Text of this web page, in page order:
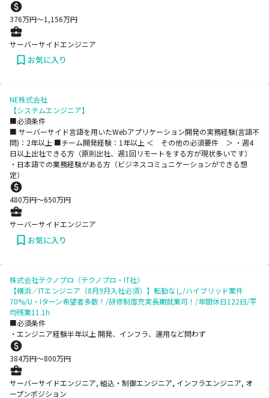
376万円〜1,156万円
サーバーサイドエンジニア
お気に入り
NE株式会社
【システムエンジニア】
■必須条件
■ サーバーサイド言語を用いたWebアプリケーション開発の実務経験(言語不
問)：2年以上 ■チーム開発経験：1年以上 ＜ その他の必須要件 ＞ ・週4
日以上出社できる方（原則出社、週1回リモートをする方が現状多いです）
・日本語での業務経験がある方（ビジネスコミュニケーションができる想
定）
480万円〜650万円
サーバーサイドエンジニア
お気に入り
株式会社テクノプロ（テクノプロ・IT社）
【横浜／ITエンジニア（8月9月入社必須）】転勤なし/ハイブリッド案件
70%/U・Iターン希望者多数！/研修制度充実長期就業可！/年間休日122日/平
均残業11.1h
■必須条件
・エンジニア経験半年以上 開発、インフラ、運用など問わず
384万円〜800万円
サーバーサイドエンジニア, 組込・制御エンジニア, インフラエンジニア, オ
ープンポジション